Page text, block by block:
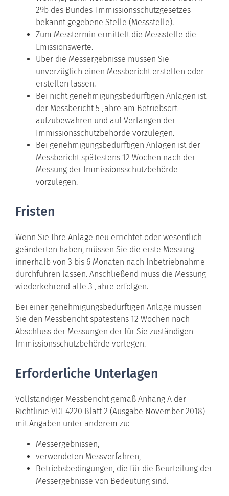
29b des Bundes-Immissionsschutzgesetzes
bekannt gegebene Stelle (Messstelle).
Zum Messtermin ermittelt die Messstelle die
Emissionswerte.
Über die Messergebnisse müssen Sie
unverzüglich einen Messbericht erstellen oder
erstellen lassen.
Bei nicht genehmigungsbedürftigen Anlagen ist
der Messbericht 5 Jahre am Betriebsort
aufzubewahren und auf Verlangen der
Immissionsschutzbehörde vorzulegen.
Bei genehmigungsbedürftigen Anlagen ist der
Messbericht spätestens 12 Wochen nach der
Messung der Immissionsschutzbehörde
vorzulegen.
Fristen
Wenn Sie Ihre Anlage neu errichtet oder wesentlich
geänderten haben, müssen Sie die erste Messung
innerhalb von 3 bis 6 Monaten nach Inbetriebnahme
durchführen lassen. Anschließend muss die Messung
wiederkehrend alle 3 Jahre erfolgen.
Bei einer genehmigungsbedürftigen Anlage müssen
Sie den Messbericht spätestens 12 Wochen nach
Abschluss der Messungen der für Sie zuständigen
Immissionsschutzbehörde vorlegen.
Erforderliche Unterlagen
Vollständiger Messbericht gemäß Anhang A der
Richtlinie VDI 4220 Blatt 2 (Ausgabe November 2018)
mit Angaben unter anderem zu:
Messergebnissen,
verwendeten Messverfahren,
Betriebsbedingungen, die für die Beurteilung der
Messergebnisse von Bedeutung sind.